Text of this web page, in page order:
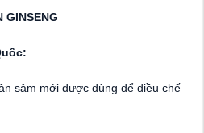
GINSENG
sâm mới được dùng để điều chế